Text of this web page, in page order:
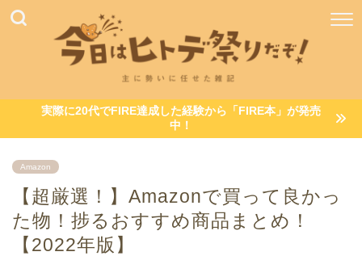
実際に20代でFIRE達成した経験から「FIRE本」が発売
中！
Amazon
【超厳選！】Amazonで買って良かっ
た物！捗るおすすめ商品まとめ！
【2022年版】